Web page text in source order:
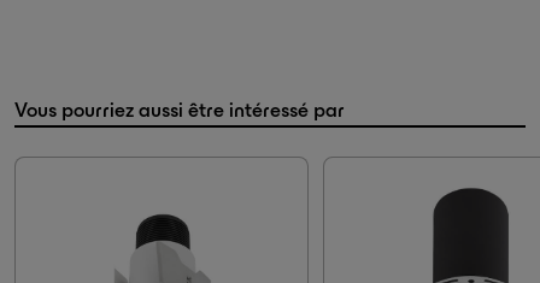
Vous pourriez aussi être intéressé par